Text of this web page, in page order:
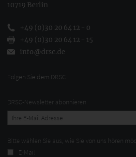
10719 Berlin
+49 (0)30 20 64 12 - 0
+49 (0)30 20 64 12 - 15
info@drsc.de
Folgen Sie dem DRSC
DRSC-Newsletter abonnieren
Bitte wählen Sie aus, wie Sie von uns hören
E-Mail